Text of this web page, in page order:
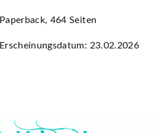
Paperback, 464 Seiten
Erscheinungsdatum: 23.02.2026